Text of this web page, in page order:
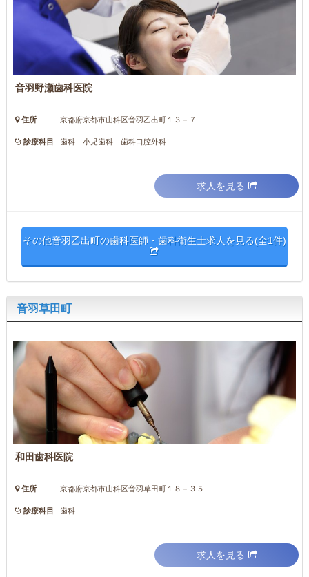
音羽野瀬歯科医院
住所 京都府京都市山科区音羽乙出町１３－７
診療科目 歯科 小児歯科 歯科口腔外科
求人を見る
その他音羽乙出町の歯科医師・歯科衛生士求人を見る(全1件)
音羽草田町
和田歯科医院
住所 京都府京都市山科区音羽草田町１８－３５
診療科目 歯科
求人を見る